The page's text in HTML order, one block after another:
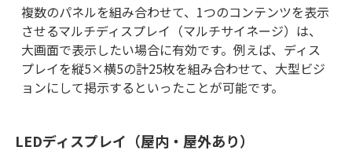
複数のパネルを組み合わせて、1つのコンテンツを表示
させるマルチディスプレイ（マルチサイネージ）は、
大画面で表示したい場合に有効です。例えば、ディス
プレイを縦5×横5の計25枚を組み合わせて、大型ビジ
ョンにして掲示するといったことが可能です。
LEDディスプレイ（屋内・屋外あり）